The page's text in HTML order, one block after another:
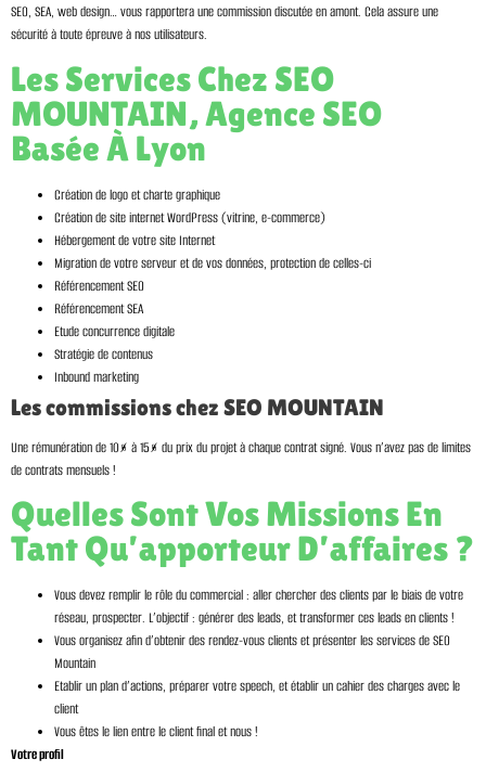
SEO, SEA, web design… vous rapportera une commission discutée en amont. Cela assure une
sécurité à toute épreuve à nos utilisateurs.
Les Services Chez SEO
MOUNTAIN, Agence SEO
Basée À Lyon
Création de logo et charte graphique
Création de site internet WordPress (vitrine, e-commerce)
Hébergement de votre site Internet
Migration de votre serveur et de vos données, protection de celles-ci
Référencement SEO
Référencement SEA
Etude concurrence digitale
Stratégie de contenus
Inbound marketing
Les commissions chez SEO MOUNTAIN
Une rémunération de 10% à 15% du prix du projet à chaque contrat signé. Vous n’avez pas de limites
de contrats mensuels !
Quelles Sont Vos Missions En
Tant Qu’apporteur D’affaires ?
Vous devez remplir le rôle du commercial : aller chercher des clients par le biais de votre
réseau, prospecter. L’objectif : générer des leads, et transformer ces leads en clients !
Vous organisez afin d’obtenir des rendez-vous clients et présenter les services de SEO
Mountain
Etablir un plan d’actions, préparer votre speech, et établir un cahier des charges avec le
client
Vous êtes le lien entre le client final et nous !
Votre profil